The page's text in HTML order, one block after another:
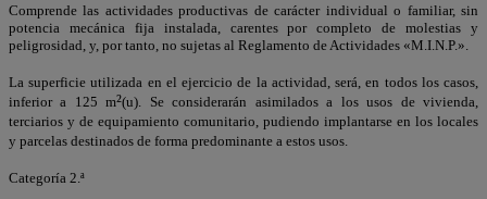
Comprende las actividades productivas de carácter individual o familiar, sin
potencia mecánica fija instalada, carentes por completo de molestias y
peligrosidad, y, por tanto, no sujetas al Reglamento de Actividades «M.I.N.P.».
La superficie utilizada en el ejercicio de la actividad, será, en todos los casos,
inferior a 125 m²(u). Se considerarán asimilados a los usos de vivienda,
terciarios y de equipamiento comunitario, pudiendo implantarse en los locales
y parcelas destinados de forma predominante a estos usos.
Categoría 2.ª